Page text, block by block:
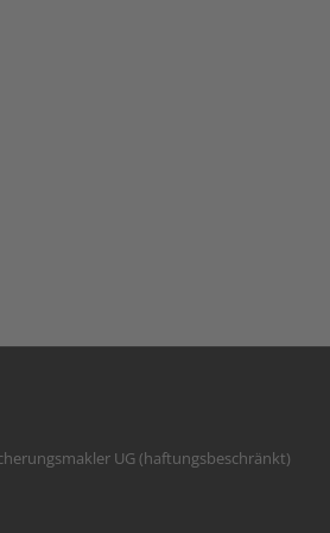
UG (haftungsbeschränkt)